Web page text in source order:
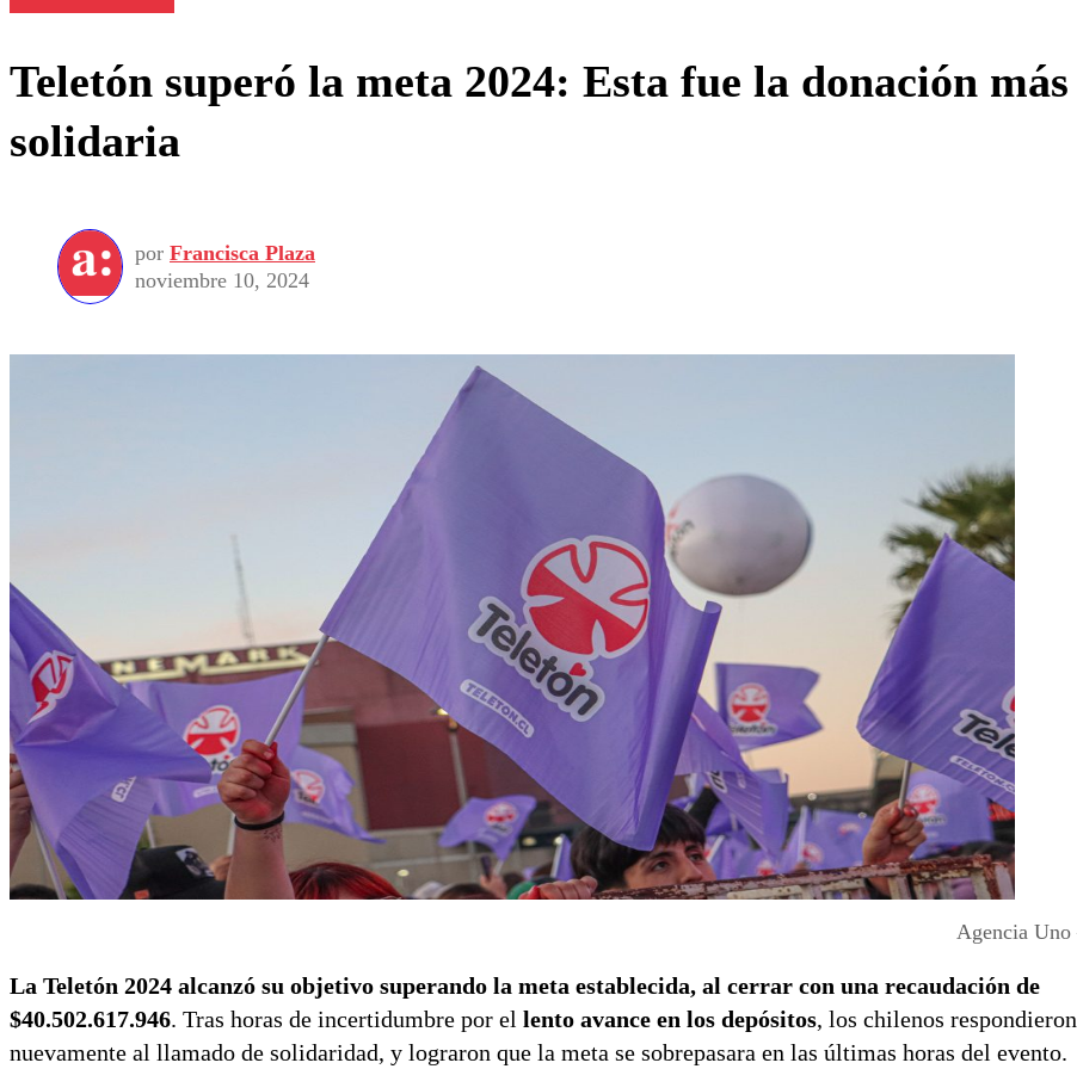
Teletón superó la meta 2024: Esta fue la donación
solidaria
por Francisca Plaza
noviembre 10, 2024
Agencia Uno
La Teletón 2024 alcanzó su objetivo superando la meta establecida, al cerrar con una recaudación de
$40.502.617.946. Tras horas de incertidumbre por el lento avance en los depósitos, los chilenos respondieron
nuevamente al llamado de solidaridad, y lograron que la meta se sobrepasara en las últimas horas del evento.